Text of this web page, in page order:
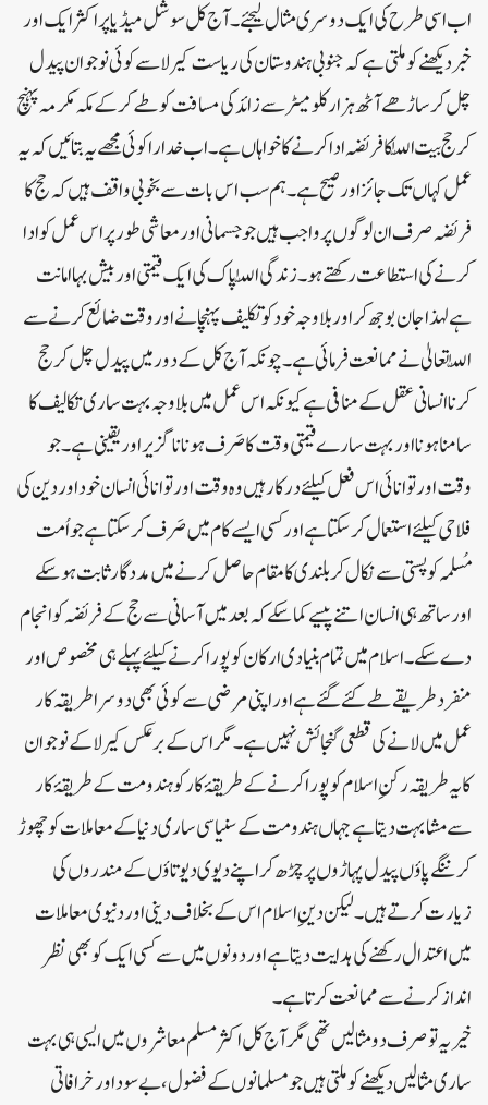
اب اسی طرح کی ایک دوسری مثال لیجئے۔ آج کل سوشل میڈیا پر اکثر ایک اور
خبر دیکھنے کو ملتی ہے کہ جنوبی ہندوستان کی ریاست کیرلا سے کوئی نوجوان پیدل
چل کر ساڑھے آٹھ ہزار کلومیٹر سے زائد کی مسافت کو طے کرکے مکہ مکرمہ پہنچ
کر حج بیت اللّٰہ کا فریضہ ادا کرنے کا خواہاں ہے۔ اب خدارا کوئی مجھے یہ بتائیں کہ یہ
عمل کہاں تک جائز اور صیح ہے۔ ہم سب اس بات سے بخوبی واقف ہیں کہ حج کا
فریضہ صرف ان لوگوں پر واجب ہیں جو جسمانی اور معاشی طور پر اس عمل کو ادا
کرنے کی استطاعت رکھتے ہو۔ زندگی اللّٰہ پاک کی ایک قیمتی اور بیش بہا امانت
ہے لہذا جان بوجھ کر اور بلاوجہ خود کو تکلیف پہنچانے اور وقت ضائع کرنے سے
اللّٰہ تعالیٰ نے ممانعت فرمائی ہے۔ چونکہ آج کل کے دور میں پیدل چل کر حج
کرنا انسانی عقل کے منافی ہے کیونکہ اس عمل میں بلاوجہ بہت ساری تکالیف کا
سامنا ہونا اور بہت سارے قیمتی وقت کا صَرف ہونا ناگزیر اور یقینی ہے۔ جو
وقت اور توانائی اس فعل کیلئے درکار ہیں وہ وقت اور توانائی انسان خود اور دین کی
فلاحی کیلئے استعمال کر سکتا ہے اور کسی ایسے کام میں صَرف کرسکتا ہے جو اُمت
مُسلمہ کو پستی سے نکال کر بلندی کا مقام حاصل کرنے میں مددگار ثابت ہوسکے
اور ساتھ ہی انسان اتنے پیسے کما سکے کہ بعد میں آسانی سے حج کے فریضہ کو انجام
دے سکے۔ اسلام میں تمام بنیادی ارکان کو پورا کرنے کیلئے پہلے ہی مخصوص اور
منفرد طریقے طے کئے گئے ہے اور اپنی مرضی سے کوئی بھی دوسرا طریقہ کار
عمل میں لانے کی قطعی گنجائش نہیں ہے۔ مگر اس کے برعکس کیرلا کے نوجوان
کا یہ طریقہ رکنِ اسلام کو پورا کرنے کے طریقۂ کار کو ہندومت کے طریقۂ کار
سے مشابہت دیتا ہے جہاں ہندومت کے سنیاسی ساری دنیا کے معاملات کو چھوڑ
کر ننگے پاؤں پیدل پہاڑوں پر چڑھ کر اپنے دیوی دیوتاؤں کے مندروں کی
زیارت کرتے ہیں۔ لیکن دینِ اسلام اس کے بخلاف دینی اور دنیوی معاملات
میں اعتدال رکھنے کی ہدایت دیتا ہے اور دونوں میں سے کسی ایک کو بھی نظر
انداز کرنے سے ممانعت کرتا ہے۔
خیر یہ تو صرف دو مثالیں تھی مگر آج کل اکثر مسلم معاشروں میں ایسی ہی بہت
ساری مثالیں دیکھنے کو ملتی ہیں جو مسلمانوں کے فضول، بے سود اور خرافاتی